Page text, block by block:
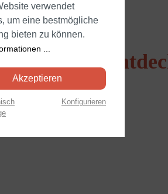
Produkte
verwendet
um eine bestmögliche
bieten zu können.
...
Akzeptieren
Konfigurieren